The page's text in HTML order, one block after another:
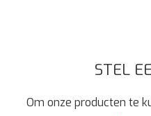
STEL
Om onze producten te